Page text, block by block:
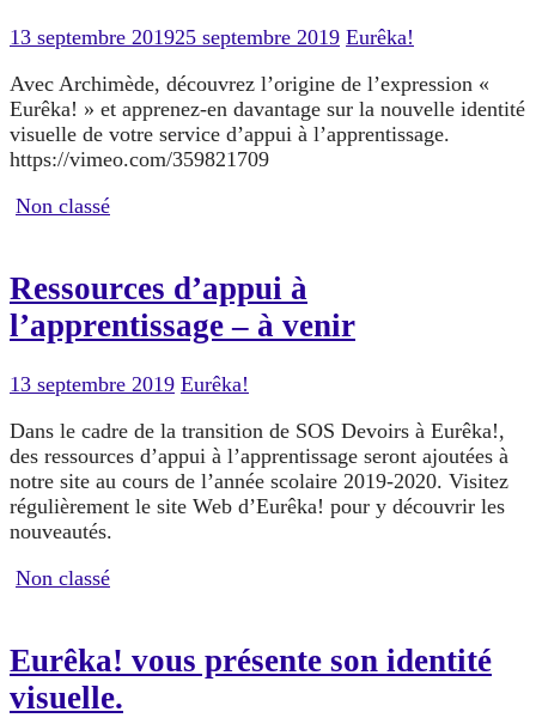
13 septembre 201925 septembre 2019 Eurêka!
Avec Archimède, découvrez l’origine de l’expression «
Eurêka! » et apprenez-en davantage sur la nouvelle identité
visuelle de votre service d’appui à l’apprentissage.
https://vimeo.com/359821709
Non classé
Ressources d’appui à
l’apprentissage – à venir
13 septembre 2019 Eurêka!
Dans le cadre de la transition de SOS Devoirs à Eurêka!,
des ressources d’appui à l’apprentissage seront ajoutées à
notre site au cours de l’année scolaire 2019-2020. Visitez
régulièrement le site Web d’Eurêka! pour y découvrir les
nouveautés.
Non classé
Eurêka! vous présente son identité
visuelle.